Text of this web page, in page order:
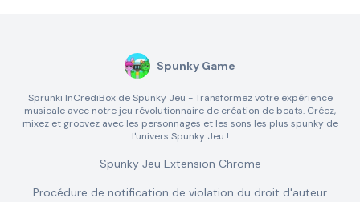
Spunky Game
Sprunki InCrediBox de Spunky Jeu - Transformez votre expérience
musicale avec notre jeu révolutionnaire de création de beats. Créez,
mixez et groovez avec les personnages et les sons les plus spunky de
l'univers Spunky Jeu !
Spunky Jeu Extension Chrome
Procédure de notification de violation du droit d'auteur